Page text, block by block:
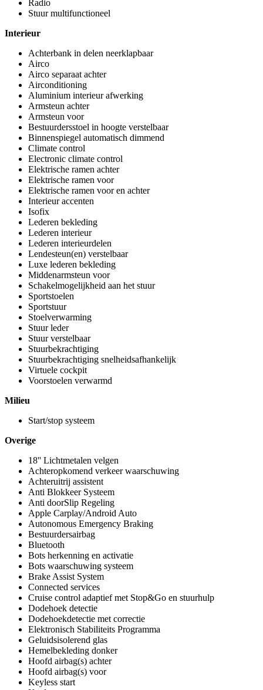
Radio
Stuur multifunctioneel
Interieur
Achterbank in delen neerklapbaar
Airco
Airco separaat achter
Airconditioning
Aluminium interieur afwerking
Armsteun achter
Armsteun voor
Bestuurdersstoel in hoogte verstelbaar
Binnenspiegel automatisch dimmend
Climate control
Electronic climate control
Elektrische ramen achter
Elektrische ramen voor
Elektrische ramen voor en achter
Interieur accenten
Isofix
Lederen bekleding
Lederen interieur
Lederen interieurdelen
Lendesteun(en) verstelbaar
Luxe lederen bekleding
Middenarmsteun voor
Schakelmogelijkheid aan het stuur
Sportstoelen
Sportstuur
Stoelverwarming
Stuur leder
Stuur verstelbaar
Stuurbekrachtiging
Stuurbekrachtiging snelheidsafhankelijk
Virtuele cockpit
Voorstoelen verwarmd
Milieu
Start/stop systeem
Overige
18'' Lichtmetalen velgen
Achteropkomend verkeer waarschuwing
Achteruitrij assistent
Anti Blokkeer Systeem
Anti doorSlip Regeling
Apple Carplay/Android Auto
Autonomous Emergency Braking
Bestuurdersairbag
Bluetooth
Bots herkenning en activatie
Bots waarschuwing systeem
Brake Assist System
Connected services
Cruise control adaptief met Stop&Go en stuurhulp
Dodehoek detectie
Dodehoekdetectie met correctie
Elektronisch Stabiliteits Programma
Geluidsisolerend glas
Hemelbekleding donker
Hoofd airbag(s) achter
Hoofd airbag(s) voor
Keyless start